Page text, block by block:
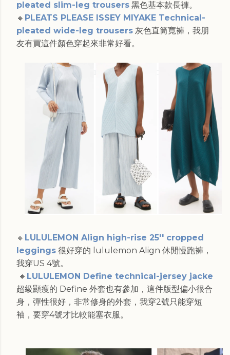
pleated slim-leg trousers 黑色基本款長褲。
🔸 PLEATS PLEASE ISSEY MIYAKE Technical-
pleated wide-leg trousers 灰色直筒寬褲，我朋
友有買這件顏色穿起來非常好看。
🔸 LULULEMON Align high-rise 25'' cropped
leggings 很好穿的 lululemon Align 休閒慢跑褲，
我穿US 4號。
🔸 LULULEMON Define technical-jersey jacke
超級顯瘦的 Define 外套也有參加，這件版型偏小很合
身，彈性很好，非常修身的外套，我穿2號只能穿短
袖，要穿4號才比較能塞衣服。